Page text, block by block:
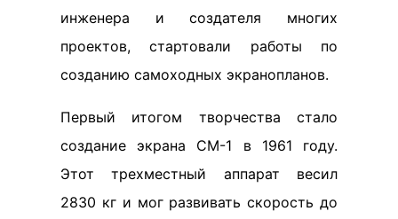
инженера и создателя многих
проектов, стартовали работы по
созданию самоходных экранопланов.
Первый итогом творчества стало
создание экрана СМ-1 в 1961 году.
Этот трехместный аппарат весил
2830 кг и мог развивать скорость до